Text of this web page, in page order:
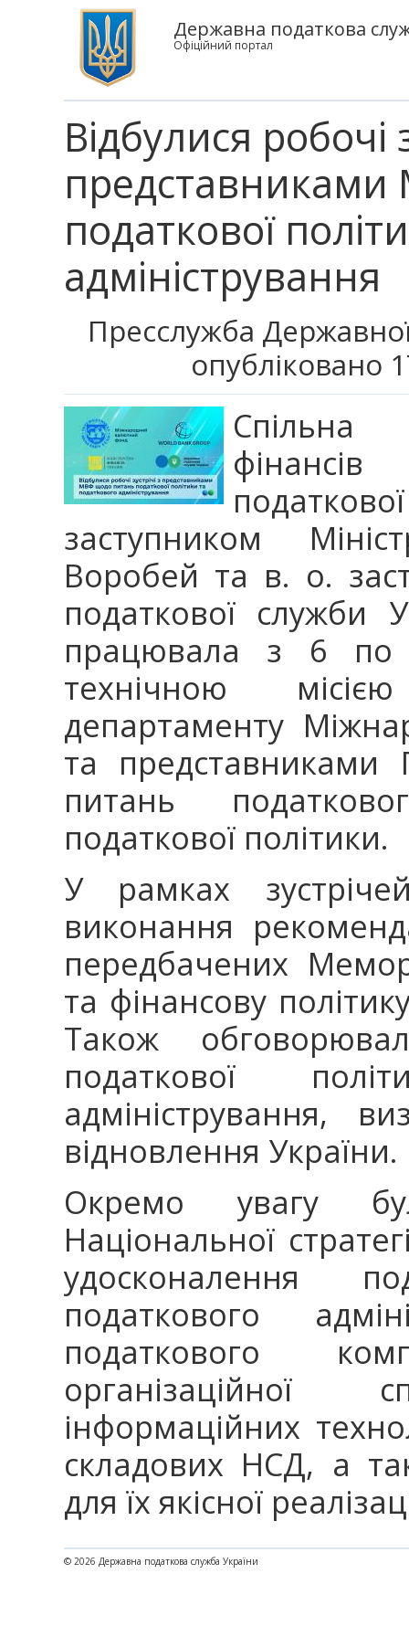
Державна податкова
Офіційний портал
Відбулися робочі
податкової
адміністрування
Пресслужба
опубліковано
Спільна
заступником
Воробей та в. о.
податкової служби
працювала з 6 по
технічною
департаменту
та представниками
питань
податкової політики.
У рамках
виконання
передбачених
та фінансову
Також
податкової
адміністрування,
відновлення України.
Окремо увагу
Національної
удосконалення
податкового
податкового
організаційної
інформаційних
складових НСД, а
для їх якісної
© 2026 Державна податкова служба України